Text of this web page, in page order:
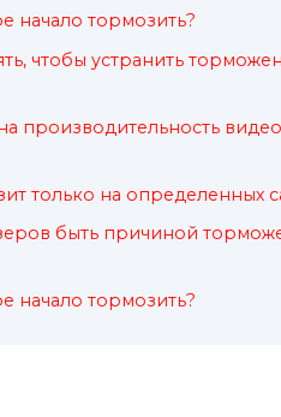
начало тормозить?
чтобы устранить
производительность
только на определенных
быть причиной
начало тормозить?